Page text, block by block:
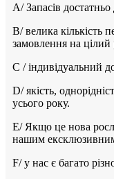
A/ Запасів достатньо
B/ велика кількість
замовлення на цілий
C / індивідуальний
D/ якість,
усього року.
E/ Якщо це нова
нашим
F/ у нас є багато